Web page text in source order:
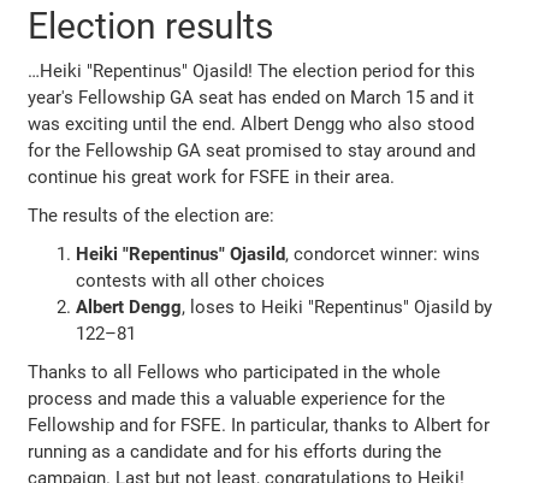
Election results
…Heiki "Repentinus" Ojasild! The election period for this
year's Fellowship GA seat has ended on March 15 and it
was exciting until the end. Albert Dengg who also stood
for the Fellowship GA seat promised to stay around and
continue his great work for FSFE in their area.
The results of the election are:
Heiki "Repentinus" Ojasild, condorcet winner: wins
contests with all other choices
Albert Dengg, loses to Heiki "Repentinus" Ojasild by
122–81
Thanks to all Fellows who participated in the whole
process and made this a valuable experience for the
Fellowship and for FSFE. In particular, thanks to Albert for
running as a candidate and for his efforts during the
campaign. Last but not least, congratulations to Heiki!